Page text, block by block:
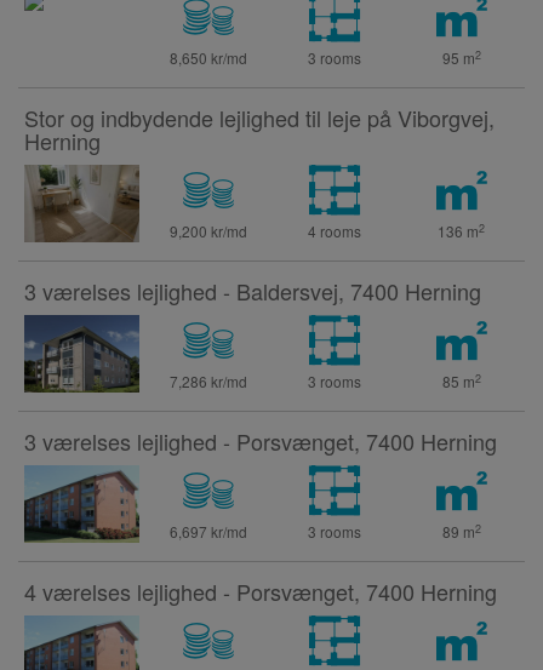
8,650 kr/md 3 rooms 95 m2
Stor og indbydende lejlighed til leje på Viborgvej,
Herning
9,200 kr/md 4 rooms 136 m2
3 værelses lejlighed - Baldersvej, 7400 Herning
7,286 kr/md 3 rooms 85 m2
3 værelses lejlighed - Porsvænget, 7400 Herning
6,697 kr/md 3 rooms 89 m2
4 værelses lejlighed - Porsvænget, 7400 Herning